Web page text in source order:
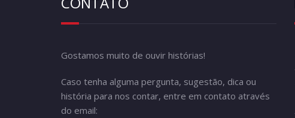
Gostamos muito de ouvir histórias!
Caso tenha alguma pergunta, sugestão, dica ou
história para nos contar, entre em contato através
do email: